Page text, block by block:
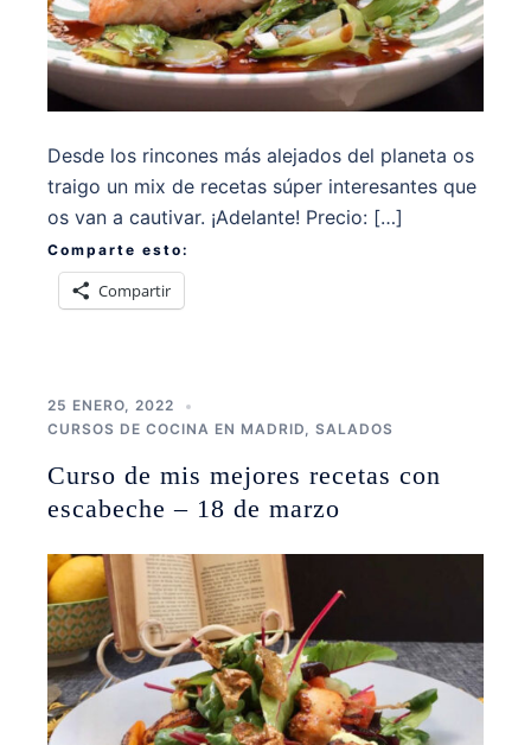
Desde los rincones más alejados del planeta os
traigo un mix de recetas súper interesantes que
os van a cautivar. ¡Adelante! Precio: […]
Comparte esto:
Compartir
25 ENERO, 2022
CURSOS DE COCINA EN MADRID, SALADOS
Curso de mis mejores recetas con
escabeche – 18 de marzo